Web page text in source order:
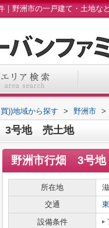
))地域から探す > 野洲市 >
3号地 売土地
野洲市行畑 3号
所在地
交通
設備条件